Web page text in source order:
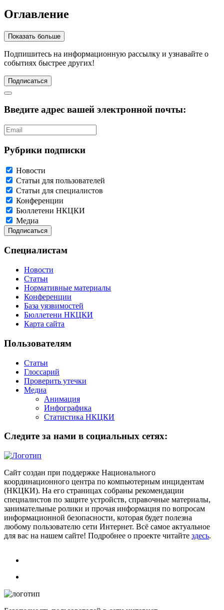
Оглавление
Показать больше
Подпишитесь на информационную рассылку и узнавайте о
событиях быстрее других!
Подписаться
Введите адрес вашей электронной почты:
Рубрики подписки
Новости
Статьи для пользователей
Статьи для специалистов
Конференции
Бюллетени НКЦКИ
Медиа
Специалистам
Новости
Статьи
Нормативные материалы
Конференции
База уязвимостей
Бюллетени НКЦКИ
Карта сайта
Пользователям
Статьи
Глоссарий
Проверить утечки
Медиа
Анимация
Инфографика
Статистика НКЦКИ
Следите за нами в социальных сетях:
Сайт создан при поддержке Национального
координационного центра по компьютерным инцидентам
(НКЦКИ). На его страницах собраны рекомендации
специалистов по защите устройств, справочные материалы,
занимательные ролики и прочая информация по вопросам
информационной безопасности, которая будет полезна
любому пользователю сети Интернет. Всё самое актуальное
для вас на нашем сайте! Подробнее о проекте читайте здесь.